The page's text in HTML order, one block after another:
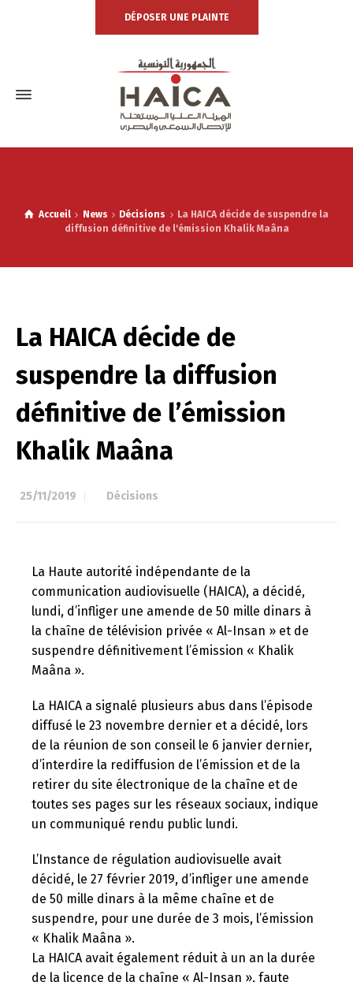
DÉPOSER UNE PLAINTE
Accueil News Décisions
La HAICA décide de suspendre la
diffusion définitive de l'émission Khalik Maâna
La HAICA décide de
suspendre la diffusion
définitive de l’émission
Khalik Maâna
25/11/2019 Décisions
La Haute autorité indépendante de la
communication audiovisuelle (HAICA), a décidé,
lundi, d’infliger une amende de 50 mille dinars à
la chaîne de télévision privée « Al-Insan » et de
suspendre définitivement l’émission « Khalik
Maâna ».
La HAICA a signalé plusieurs abus dans l’épisode
diffusé le 23 novembre dernier et a décidé, lors
de la réunion de son conseil le 6 janvier dernier,
d’interdire la rediffusion de l’émission et de la
retirer du site électronique de la chaîne et de
toutes ses pages sur les réseaux sociaux, indique
un communiqué rendu public lundi.
L’Instance de régulation audiovisuelle avait
décidé, le 27 février 2019, d’infliger une amende
de 50 mille dinars à la même chaîne et de
suspendre, pour une durée de 3 mois, l’émission
« Khalik Maâna ».
La HAICA avait également réduit à un an la durée
de la licence de la chaîne « Al-Insan », faute